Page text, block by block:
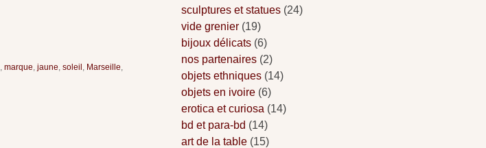
marque jaune soleil Marseille
sculptures et statues (24)
vide grenier (19)
bijoux délicats (6)
nos partenaires (2)
objets ethniques (14)
objets en ivoire (6)
erotica et curiosa (14)
bd et para-bd (14)
art de la table (15)